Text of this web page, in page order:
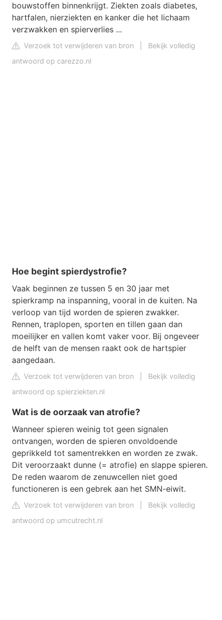
bouwstoffen binnenkrijgt. Ziekten zoals diabetes,
hartfalen, nierziekten en kanker die het lichaam
verzwakken en spierverlies ...
Verzoek tot verwijderen van bron
Bekijk volledig
antwoord op carezzo.nl
Hoe begint spierdystrofie?
Vaak beginnen ze tussen 5 en 30 jaar met
spierkramp na inspanning, vooral in de kuiten. Na
verloop van tijd worden de spieren zwakker.
Rennen, traplopen, sporten en tillen gaan dan
moeilijker en vallen komt vaker voor. Bij ongeveer
de helft van de mensen raakt ook de hartspier
aangedaan.
Verzoek tot verwijderen van bron
Bekijk volledig
antwoord op spierziekten.nl
Wat is de oorzaak van atrofie?
Wanneer spieren weinig tot geen signalen
ontvangen, worden de spieren onvoldoende
geprikkeld tot samentrekken en worden ze zwak.
Dit veroorzaakt dunne (= atrofie) en slappe spieren.
De reden waarom de zenuwcellen niet goed
functioneren is een gebrek aan het SMN-eiwit.
Verzoek tot verwijderen van bron
Bekijk volledig
antwoord op umcutrecht.nl